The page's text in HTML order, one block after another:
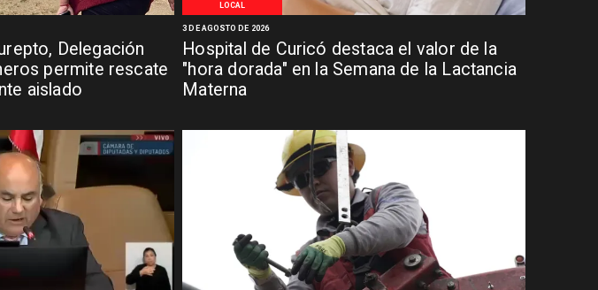
Delegación
permite rescate
aislado
LOCAL
Hospital de Curicó destaca el valor de la
"hora dorada" en la Semana de la Lactancia
Materna
3 DE AGOSTO DE 2026